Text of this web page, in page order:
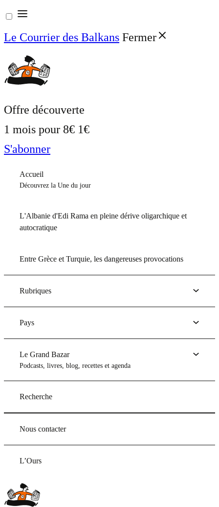
Aller
au
contenu
Le Courrier des Balkans Fermer
Offre découverte
1 mois pour 8€ 1€
S'abonner
Accueil
Découvrez la Une du jour
L'Albanie d'Edi Rama en pleine dérive oligarchique et
autocratique
Entre Grèce et Turquie, les dangereuses provocations
Rubriques
Pays
Le Grand Bazar
Podcasts, livres, blog, recettes et agenda
Recherche
Nous contacter
L’Ours